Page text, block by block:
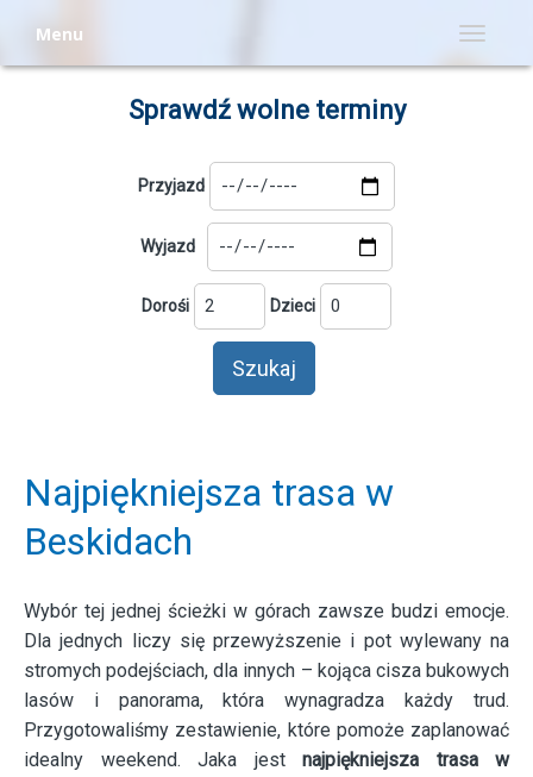
Menu
Menu
Sprawdź wolne terminy
Przyjazd
Wyjazd
Dorośi Dzieci
Najpiękniejsza trasa w
Beskidach
Wybór tej jednej ścieżki w górach zawsze budzi emocje.
Dla jednych liczy się przewyższenie i pot wylewany na
stromych podejściach, dla innych – kojąca cisza bukowych
lasów i panorama, która wynagradza każdy trud.
Przygotowaliśmy zestawienie, które pomoże zaplanować
idealny weekend. Jaka jest najpiękniejsza trasa w